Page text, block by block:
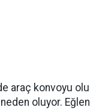
araç konvoyu
oluyor.